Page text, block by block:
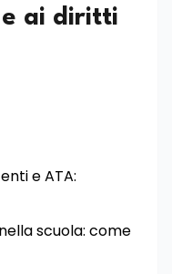
ai diritti
e ATA:
scuola: come